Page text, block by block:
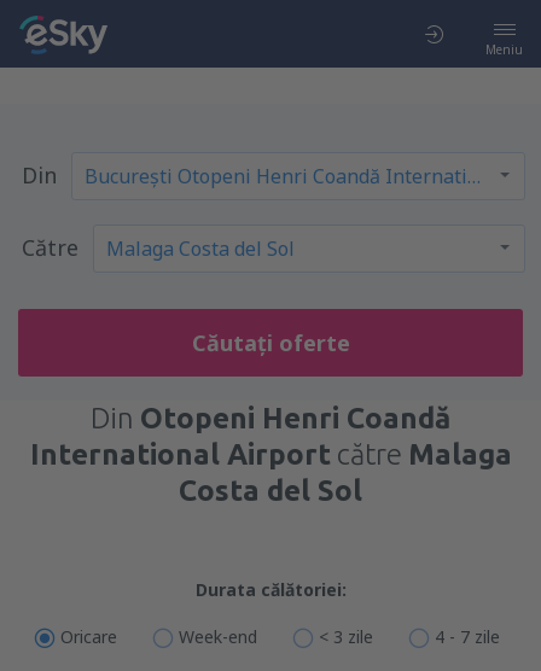
Meniu
Din
Către
Căutați oferte
Din Otopeni Henri Coandă
International Airportcătre Malaga
Costa del Sol
Durata călătoriei:
Oricare Week-end < 3 zile 4 - 7 zile